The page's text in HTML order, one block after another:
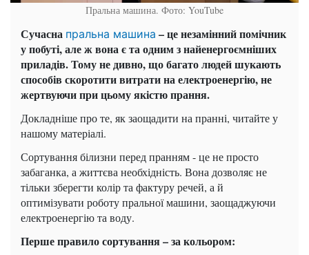
Пральна машина. Фото: YouTube
Сучасна пральна машина – це незамінний помічник
у побуті, але ж вона є та одним з найенергоємніших
приладів. Тому не дивно, що багато людей шукають
способів скоротити витрати на електроенергію, не
жертвуючи при цьому якістю прання.
Докладніше про те, як заощадити на пранні, читайте у
нашому матеріалі.
Сортування білизни перед пранням - це не просто
забаганка, а життєва необхідність. Вона дозволяє не
тільки зберегти колір та фактуру речей, а й
оптимізувати роботу пральної машини, заощаджуючи
електроенергію та воду.
Перше правило сортування – за кольором: